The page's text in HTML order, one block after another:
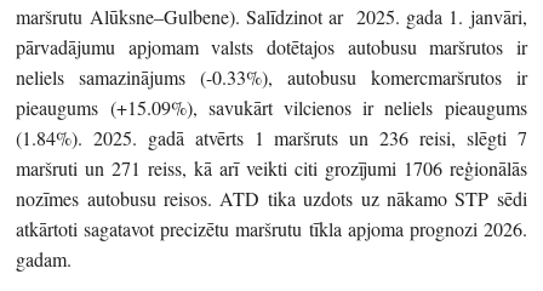
maršrutu Alūksne–Gulbene). Salīdzinot ar 2025. gada 1. janvāri,
pārvadājumu apjomam valsts dotētajos autobusu maršrutos ir
neliels samazinājums (-0.33%), autobusu komercmaršrutos ir
pieaugums (+15.09%), savukārt vilcienos ir neliels pieaugums
(1.84%). 2025. gadā atvērts 1 maršruts un 236 reisi, slēgti 7
maršruti un 271 reiss, kā arī veikti citi grozījumi 1706 reģionālās
nozīmes autobusu reisos. ATD tika uzdots uz nākamo STP sēdi
atkārtoti sagatavot precizētu maršrutu tīkla apjoma prognozi 2026.
gadam.